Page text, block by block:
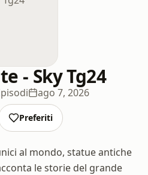
- Sky Tg24
ago 7, 2026
Preferiti
al mondo, statue antiche
le storie del grande